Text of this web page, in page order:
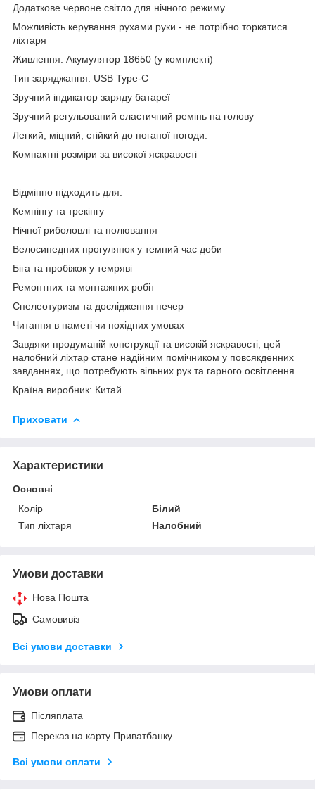
Додаткове червоне світло для нічного режиму
Можливість керування рухами руки - не потрібно торкатися
ліхтаря
Живлення: Акумулятор 18650 (у комплекті)
Тип заряджання: USB Type-C
Зручний індикатор заряду батареї
Зручний регульований еластичний ремінь на голову
Легкий, міцний, стійкий до поганої погоди.
Компактні розміри за високої яскравості
Відмінно підходить для:
Кемпінгу та трекінгу
Нічної риболовлі та полювання
Велосипедних прогулянок у темний час доби
Біга та пробіжок у темряві
Ремонтних та монтажних робіт
Спелеотуризм та дослідження печер
Читання в наметі чи похідних умовах
Завдяки продуманій конструкції та високій яскравості, цей
налобний ліхтар стане надійним помічником у повсякденних
завданнях, що потребують вільних рук та гарного освітлення.
Країна виробник: Китай
Приховати
Характеристики
Основні
Колір
Білий
Тип ліхтаря
Налобний
Умови доставки
Нова Пошта
Самовивіз
Всі умови доставки
Умови оплати
Післяплата
Переказ на карту Приватбанку
Всі умови оплати